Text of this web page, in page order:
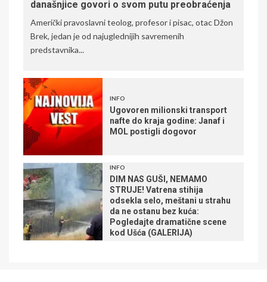
današnjice govori o svom putu preobraćenja
Američki pravoslavni teolog, profesor i pisac, otac Džon
Brek, jedan je od najuglednijih savremenih
predstavnika...
INFO
Ugovoren milionski transport
nafte do kraja godine: Janaf i
MOL postigli dogovor
INFO
DIM NAS GUŠI, NEMAMO
STRUJE! Vatrena stihija
odsekla selo, meštani u strahu
da ne ostanu bez kuća:
Pogledajte dramatične scene
kod Ušća (GALERIJA)